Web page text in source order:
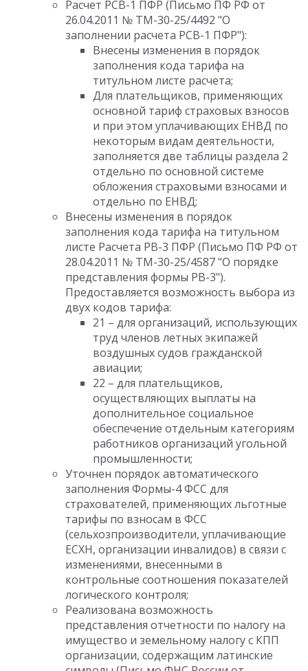
Расчет РСВ-1 ПФР (Письмо ПФ РФ от
26.04.2011 № ТМ-30-25/4492 "О
заполнении расчета РСВ-1 ПФР"):
Внесены изменения в порядок
заполнения кода тарифа на
титульном листе расчета;
Для плательщиков, применяющих
основной тариф страховых взносов
и при этом уплачивающих ЕНВД по
некоторым видам деятельности,
заполняется две таблицы раздела 2
отдельно по основной системе
обложения страховыми взносами и
отдельно по ЕНВД;
Внесены изменения в порядок
заполнения кода тарифа на титульном
листе Расчета РВ-3 ПФР (Письмо ПФ РФ от
28.04.2011 № ТМ-30-25/4587 "О порядке
представления формы РВ-3").
Предоставляется возможность выбора из
двух кодов тарифа:
21 – для организаций, использующих
труд членов летных экипажей
воздушных судов гражданской
авиации;
22 – для плательщиков,
осуществляющих выплаты на
дополнительное социальное
обеспечение отдельным категориям
работников организаций угольной
промышленности;
Уточнен порядок автоматического
заполнения Формы-4 ФСС для
страхователей, применяющих льготные
тарифы по взносам в ФСС
(сельхозпроизводители, уплачивающие
ЕСХН, организации инвалидов) в связи с
изменениями, внесенными в
контрольные соотношения показателей
логического контроля;
Реализована возможность
представления отчетности по налогу на
имущество и земельному налогу с КПП
организации, содержащим латинские